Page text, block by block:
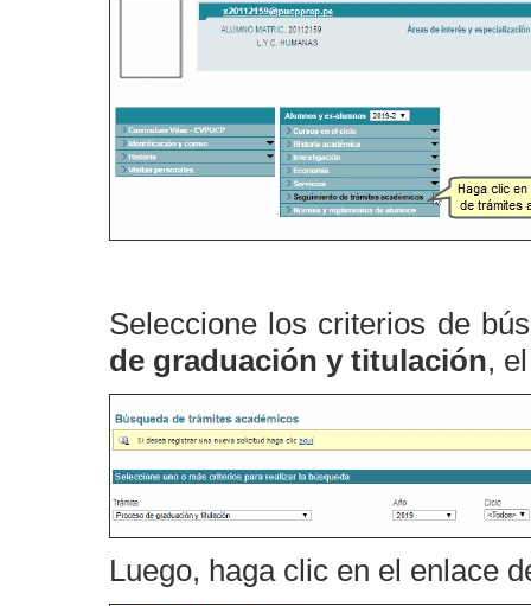
Seleccione los criterios de
de graduación y titulación,
Luego, haga clic en el enlace